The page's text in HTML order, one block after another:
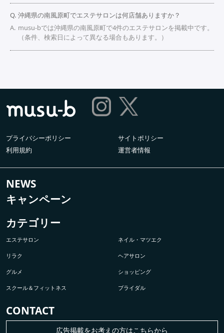
沖縄県の南風原町でエステサロンは何店舗ありますか？
musu-bでは沖縄県の南風原町で4件のエステサロンを掲載中です。
（条件、検索日によって異なる場合もあります。）
プライバシーポリシー
サイトポリシー
利用規約
運営者情報
NEWS
キャンペーン
カテゴリー
エステサロン ネイル・マツエク
リラク ヘアサロン
グルメ ショッピング
スクール＆フィットネス ブライダル
CONTACT
広告掲載をお考えの方はこちらから